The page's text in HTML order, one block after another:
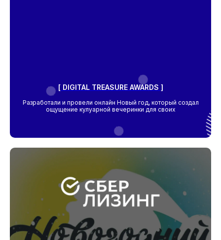
[ DIGITAL TREASURE AWARDS ]
Разработали и провели онлайн Новый год, который создал
ощущение кулуарной вечеринки для своих
[ Оставить заявку на проект ]